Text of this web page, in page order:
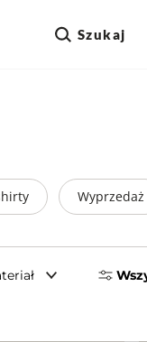
Szukaj
Wyprzedaż